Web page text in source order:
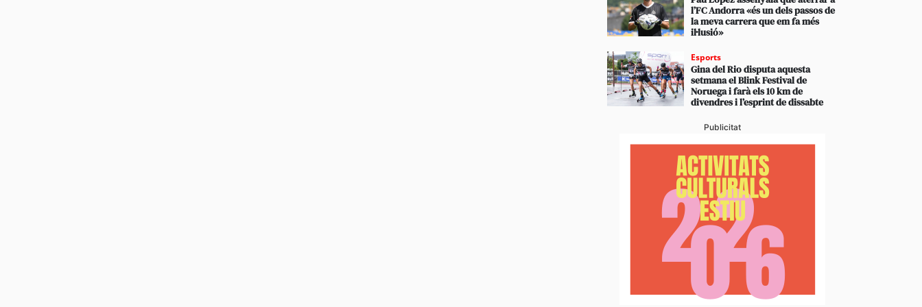
l’FC Andorra «és un dels passos de
la meva carrera que em fa més
il·lusió»
Esports
Gina del Rio disputa aquesta
setmana el Blink Festival de
Noruega i farà els 10 km de
divendres i l’esprint de dissabte
Publicitat